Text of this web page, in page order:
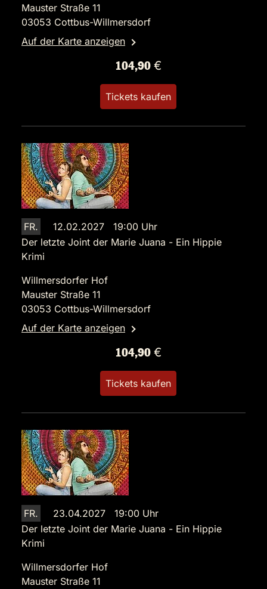
Mauster Straße 11
03053 Cottbus-Willmersdorf
Auf der Karte anzeigen
104,90 €
Tickets kaufen
FR.
12.02.2027 19:00 Uhr
Der letzte Joint der Marie Juana - Ein Hippie
Krimi
Willmersdorfer Hof
Mauster Straße 11
03053 Cottbus-Willmersdorf
Auf der Karte anzeigen
104,90 €
Tickets kaufen
FR.
23.04.2027 19:00 Uhr
Der letzte Joint der Marie Juana - Ein Hippie
Krimi
Willmersdorfer Hof
Mauster Straße 11